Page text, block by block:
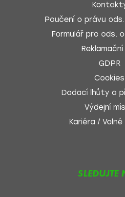
Poučení o právu
Formulář pro ods.
GDPR
Cookies
Dodací lhůty a
Výdejní
Kariéra /
SLEDUJTE